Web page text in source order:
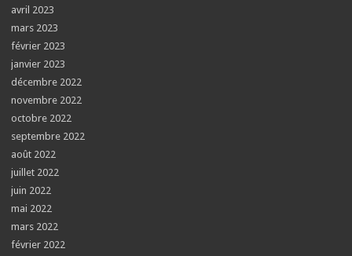
avril 2023
mars 2023
février 2023
janvier 2023
décembre 2022
novembre 2022
octobre 2022
septembre 2022
août 2022
juillet 2022
juin 2022
mai 2022
mars 2022
février 2022